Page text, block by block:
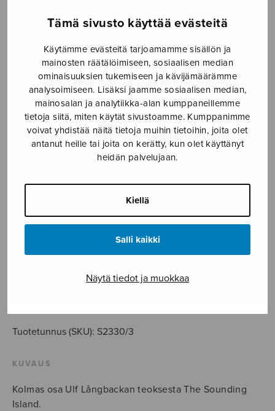
Tämä sivusto käyttää evästeitä
Käytämme evästeitä tarjoamamme sisällön ja
mainosten räätälöimiseen, sosiaalisen median
ominaisuuksien tukemiseen ja kävijämäärämme
analysoimiseen. Lisäksi jaamme sosiaalisen median,
mainosalan ja analytiikka-alan kumppaneillemme
tietoja siitä, miten käytät sivustoamme. Kumppanimme
voivat yhdistää näitä tietoja muihin tietoihin, joita olet
antanut heille tai joita on kerätty, kun olet käyttänyt
heidän palvelujaan.
Kiellä
Salli kaikki
Näytä tiedot ja muokkaa
Etusivu › Nuottikauppa › Sekakuoro ›
Orpheus’
8,00€
Tuotetunnus (SKU): S2330/3
KUVAUS
Kolmas osa Ulf Långbackan teoksesta The Sounding
Island.